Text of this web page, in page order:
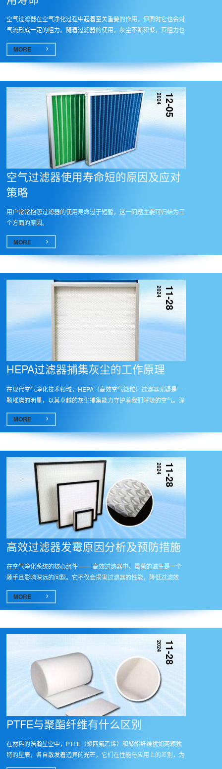
空气过滤器在空气净化过程中起着至关重要的作用，但同时它也会对
气流形成一定的阻力。随着过滤器的使用，灰尘不断积聚，其阻力也
会逐...
MORE
12-05
2024
空气过滤器使用寿命短的原因及应对
策略
用户常常抱怨过滤器的使用寿命过于短暂，这一问题主要可归结为三
个方面的原因。
MORE
11-28
2024
HEPA过滤器捕集灰尘的工作原理
在现代空气净化技术领域，HEPA（高效空气微粒）过滤器无疑是一
颗璀璨的明星，以其卓越的灰尘捕集能力守护着我们呼吸的空气。深
入探究...
MORE
11-28
2024
高效过滤器发霉原因分析及预防措施
在空气净化系统的核心组件 —— 高效过滤器中，霉菌的滋生是一个
棘手且影响深远的问题。它不仅会损害过滤器的性能，降低过滤效
MORE
11-28
2024
PTFE与聚酯纤维有什么区别
在材料的浩瀚星空中，PTFE（聚四氟乙烯）和聚酯纤维犹如两颗独
特的星辰，各自散发着迥异的光芒，它们在性能与应用上的差别，为
众多行...